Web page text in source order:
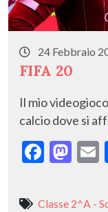
24 Febbraio
FIFA 20
Il mio
calcio dove si
F
e
M
to
Classe 2^A -